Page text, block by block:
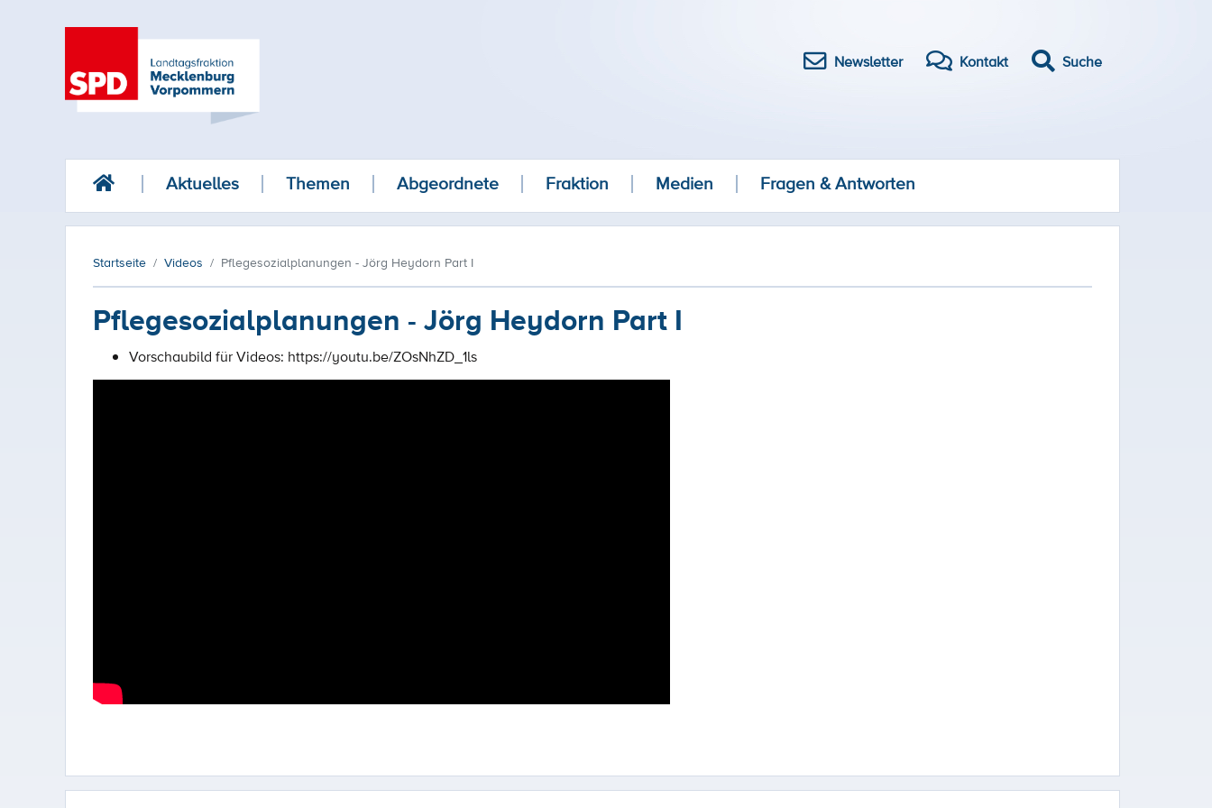
Newsletter Kontakt Suche
Aktuelles Themen Abgeordnete Fraktion Medien Fragen & Antworten
Startseite Videos Pflegesozialplanungen - Jörg Heydorn Part I
Pflegesozialplanungen - Jörg Heydorn Part I
Vorschaubild für Videos: https://youtu.be/ZOsNhZD_1ls